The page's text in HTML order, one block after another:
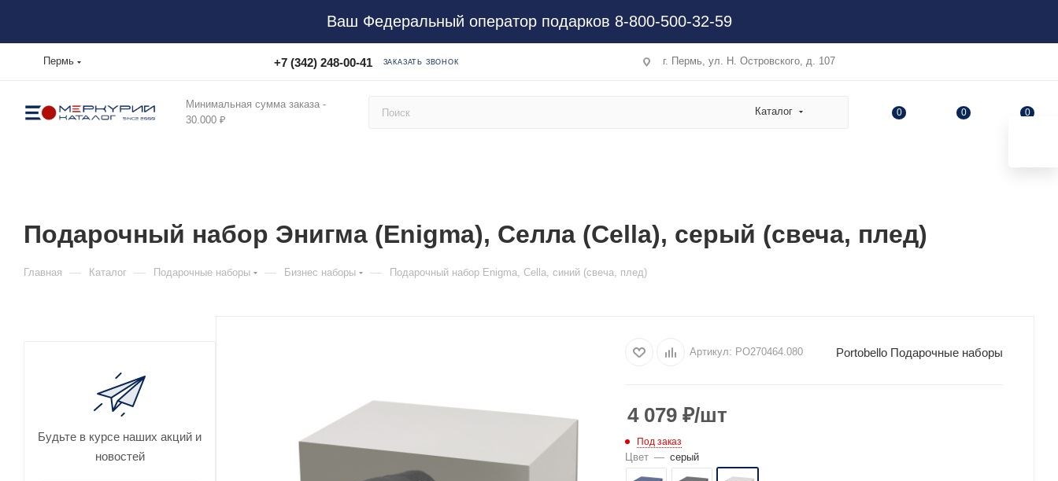
Ваш Федеральный оператор подарков 8-800-500-32-59
Пермь +7 (342) 248-00-41 ЗАКАЗАТЬ ЗВОНОК г. Пермь, ул. Н. Островского, д. 107
Минимальная сумма заказа -
30.000 ₽
Каталог 0 0 0
Подарочный набор Энигма (Enigma), Селла (Cella), серый (свеча, плед)
Главная — Каталог — Подарочные наборы — Бизнес наборы — Подарочный набор Enigma, Cella, синий (свеча, плед)
Артикул: PO270464.080 Portobello Подарочные наборы
4 079 ₽/шт
Под заказ
Цвет — серый
Будьте в курсе наших акций и
новостей